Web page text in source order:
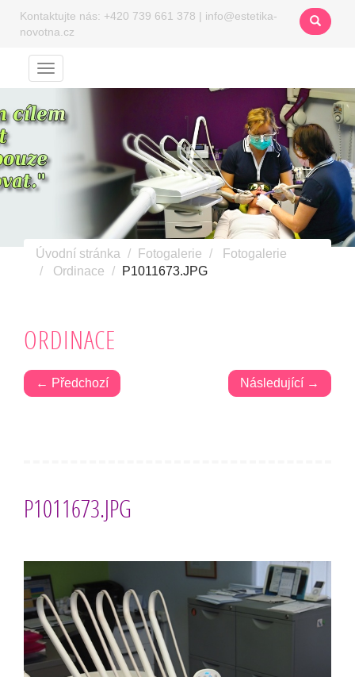
Kontaktujte nás: +420 739 661 378 | info@estetika-
novotna.cz
Menu
Úvodní stránka Fotogalerie
Fotogalerie
Ordinace
P1011673.JPG
ORDINACE
← Předchozí Následující →
P1011673.JPG